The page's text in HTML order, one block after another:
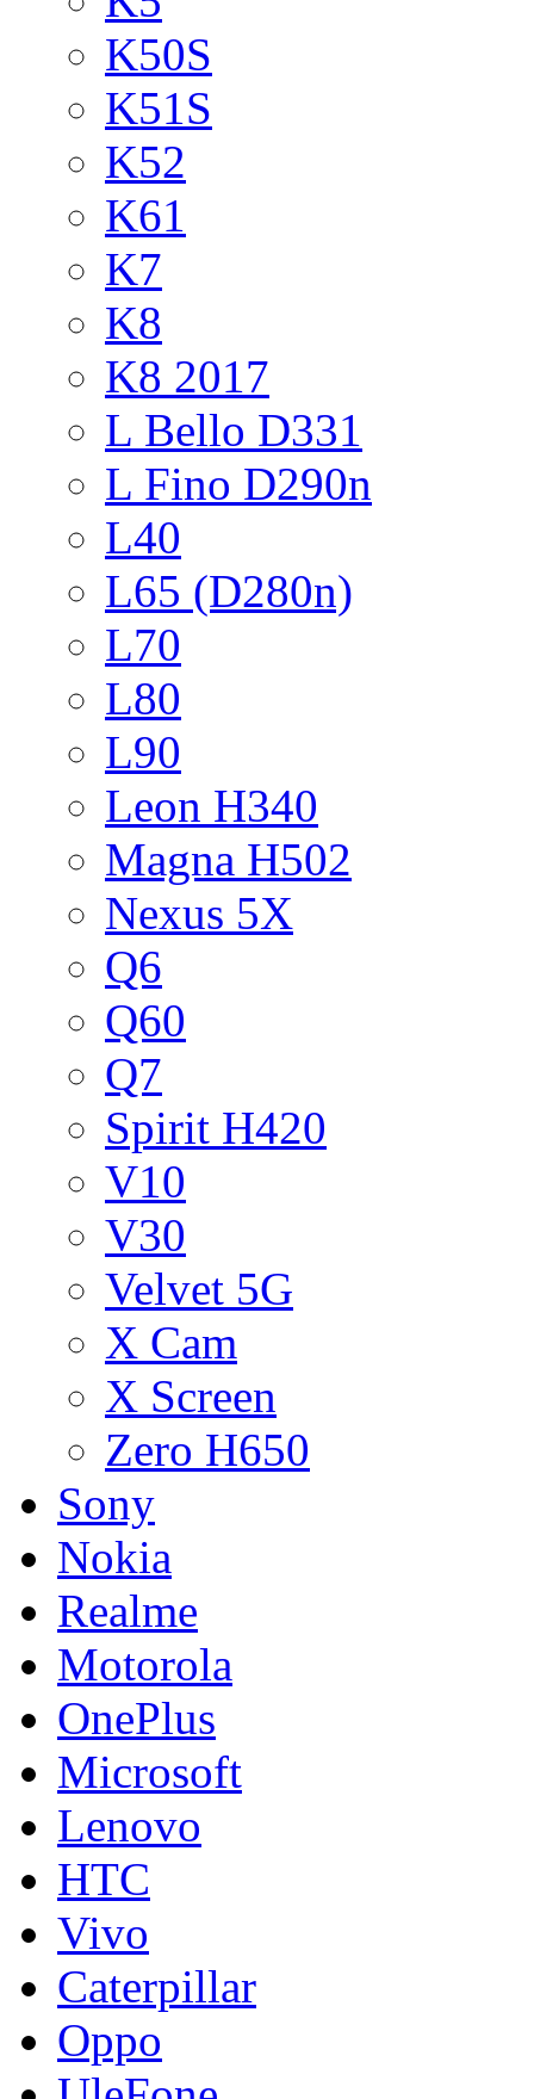
K50S
K51S
K52
K61
K7
K8
K8 2017
L Bello D331
L Fino D290n
L40
L65 (D280n)
L70
L80
L90
Leon H340
Magna H502
Nexus 5X
Q6
Q60
Q7
Spirit H420
V10
V30
Velvet 5G
X Cam
X Screen
Zero H650
Sony
Nokia
Realme
Motorola
OnePlus
Microsoft
Lenovo
HTC
Vivo
Caterpillar
Oppo